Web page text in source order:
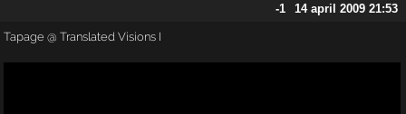
-1
14 april 2009 21:53
Tapage @ Translated Visions I